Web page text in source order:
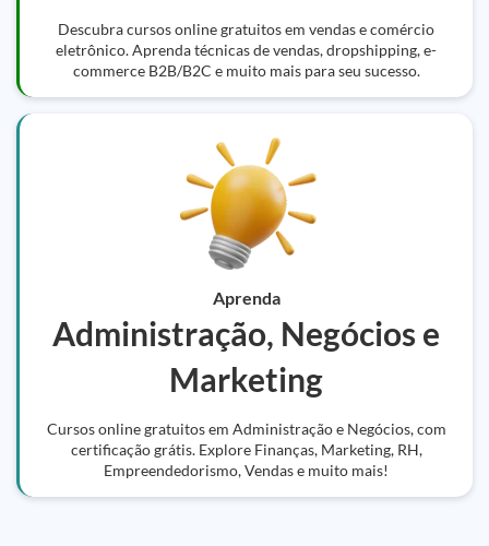
Descubra cursos online gratuitos em vendas e comércio
eletrônico. Aprenda técnicas de vendas, dropshipping, e-
commerce B2B/B2C e muito mais para seu sucesso.
Aprenda
Administração, Negócios e
Marketing
Cursos online gratuitos em Administração e Negócios, com
certificação grátis. Explore Finanças, Marketing, RH,
Empreendedorismo, Vendas e muito mais!